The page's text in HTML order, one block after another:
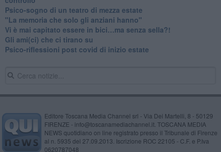
​Psico-sogno di un teatro di mezza estate
"La memoria che solo gli anziani hanno"
​Vi è mai capitato essere in bici…ma senza sella?!
​Gli ami(ci) che ci tirano su
Psico-riflessioni post covid di inizio estate
Editore Toscana Media Channel srl - Via Dei Martelli, 8 - 50129
FIRENZE - info@toscanamediachannel.it. TOSCANA MEDIA
NEWS quotidiano on line registrato presso il Tribunale di Firenze
al n. 5935 del 27.09.2013. Iscrizione ROC 22105 - C.F. e P.Iva
0620787048